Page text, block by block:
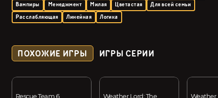
Вампиры
Менеджмент Милая Цветастая
Для всей семьи
Расслабляющая
Линейная Логика
ПОХОЖИЕ ИГРЫ ИГРЫ СЕРИИ
Rescue Team 6
Weather Lord: The
Weather